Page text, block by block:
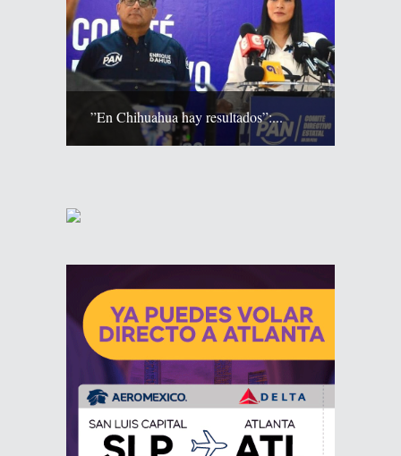
”En Chihuahua hay resultados”:...